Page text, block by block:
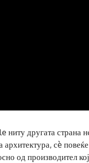
другата страна
сè
од производител